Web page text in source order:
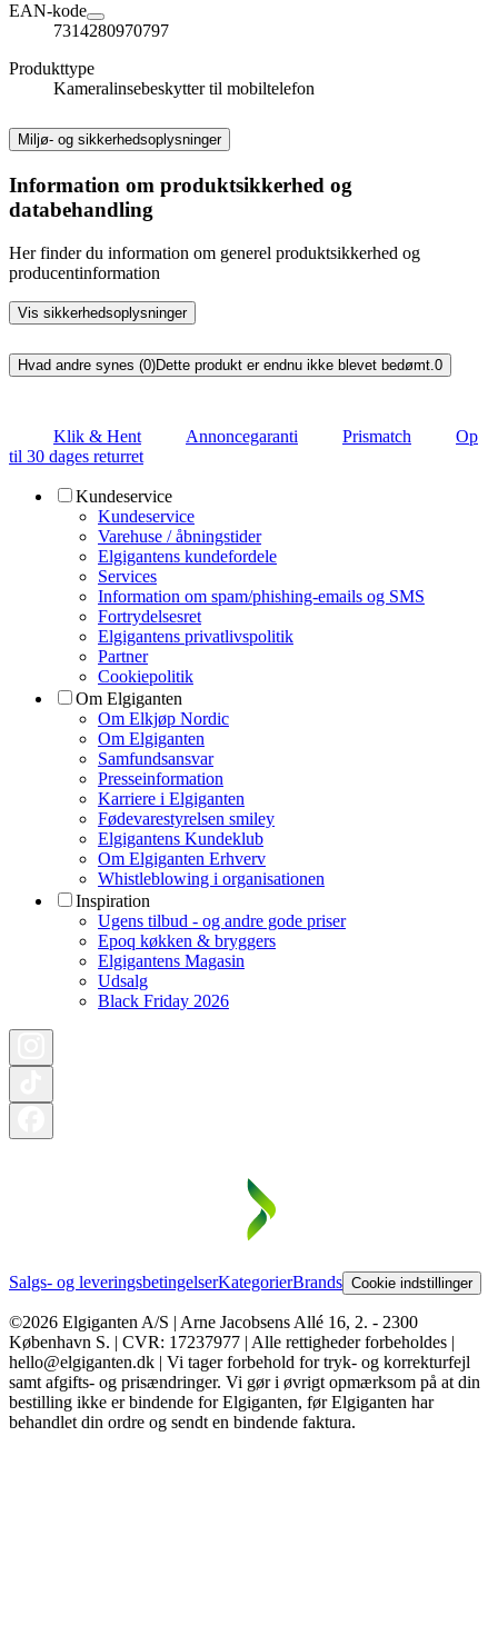
EAN-kode
7314280970797
Produkttype
Kameralinsebeskytter til mobiltelefon
Miljø- og sikkerhedsoplysninger
Information om produktsikkerhed og
databehandling
Her finder du information om generel produktsikkerhed og
producentinformation
Vis sikkerhedsoplysninger
Hvad andre synes (0)Dette produkt er endnu ikke blevet bedømt. 0
Klik & Hent Annoncegaranti Prismatch
Op
til 30 dages returret
Kundeservice
Kundeservice
Varehuse / åbningstider
Elgigantens kundefordele
Services
Information om spam/phishing-emails og SMS
Fortrydelsesret
Elgigantens privatlivspolitik
Partner
Cookiepolitik
Om Elgiganten
Om Elkjøp Nordic
Om Elgiganten
Samfundsansvar
Presseinformation
Karriere i Elgiganten
Fødevarestyrelsen smiley
Elgigantens Kundeklub
Om Elgiganten Erhverv
Whistleblowing i organisationen
Inspiration
Ugens tilbud - og andre gode priser
Epoq køkken & bryggers
Elgigantens Magasin
Udsalg
Black Friday 2026
Salgs- og leveringsbetingelserKategorierBrands Cookie indstillinger
©2026 Elgiganten A/S | Arne Jacobsens Allé 16, 2. - 2300
København S. | CVR: 17237977 | Alle rettigheder forbeholdes |
hello@elgiganten.dk | Vi tager forbehold for tryk- og korrekturfejl
samt afgifts- og prisændringer. Vi gør i øvrigt opmærksom på at din
bestilling ikke er bindende for Elgiganten, før Elgiganten har
behandlet din ordre og sendt en bindende faktura.